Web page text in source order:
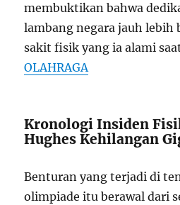
membuktikan bahwa
lambang negara jauh lebih
sakit fisik yang ia alami
OLAHRAGA
Kronologi Insiden
Hughes Kehilangan
Benturan yang terjadi di
olimpiade itu berawal dari